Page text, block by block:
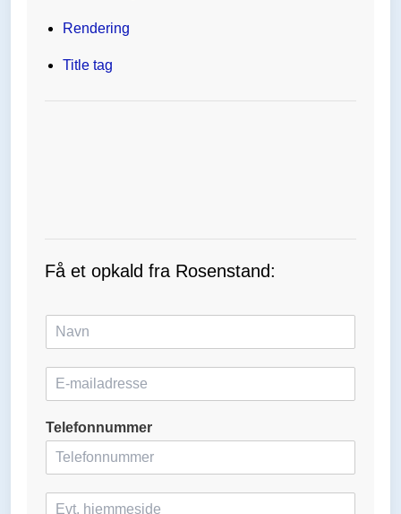
Rendering
Title tag
Få et opkald fra Rosenstand:
a
i
Telefonnummer